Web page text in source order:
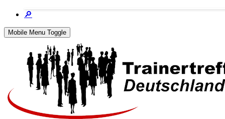
🔎
Mobile Menu Toggle